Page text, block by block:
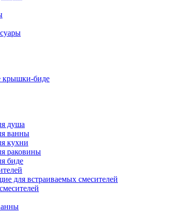
крышки-биде
душа
ванны
кухни
раковины
биде
для встраиваемых смесителей